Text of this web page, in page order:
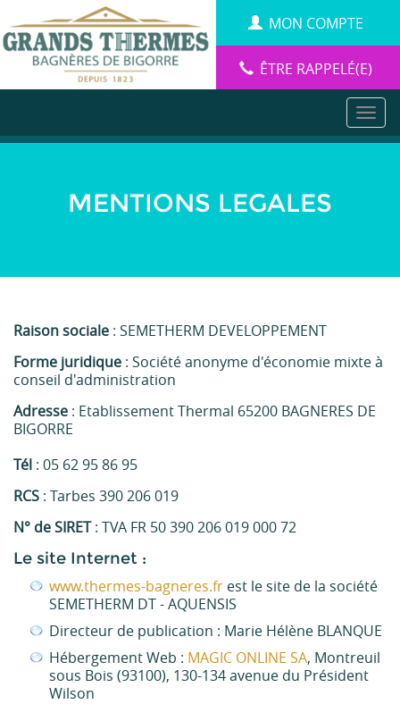
au
contenu
principal
MON COMPTE
ÊTRE RAPPELÉ(E)
MENTIONS LEGALES
Raison sociale : SEMETHERM DEVELOPPEMENT
Forme juridique : Société anonyme d'économie mixte à
conseil d'administration
Adresse : Etablissement Thermal 65200 BAGNERES DE
BIGORRE
Tél : 05 62 95 86 95
RCS : Tarbes 390 206 019
N° de SIRET: TVA FR 50 390 206 019 000 72
Le site Internet :
www.thermes-bagneres.fr est le site de la société
SEMETHERM DT - AQUENSIS
Directeur de publication : Marie Hélène BLANQUE
Hébergement Web : MAGIC ONLINE SA, Montreuil
sous Bois (93100), 130-134 avenue du Président
Wilson
Panneau de gestion des cookies